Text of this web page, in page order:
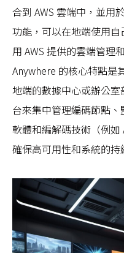
合到 AWS 雲端中，並用
功能，可以在地端使用
用 AWS 提供的雲端管理
Anywhere 的核心特點是
地端的數據中心或辦公室
台來集中管理編碼節點
軟體和編解碼技術（例如
確保高可用性和系統的持